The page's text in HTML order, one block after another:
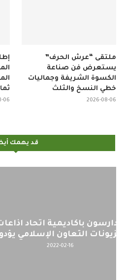
06
ملتقى “عرش الحرف”
يستعرض فن صناعة
الكسوة الشريفة وجماليات
خطي النسخ والثلث
2026-08-06
قد يهمك
اليوم : المشاركة
لمنظمي قمة